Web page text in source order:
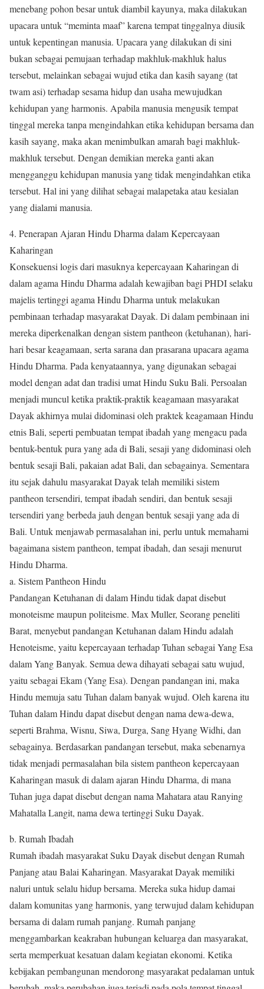
menebang pohon besar untuk diambil kayunya, maka dilakukan
upacara untuk “meminta maaf” karena tempat tinggalnya diusik
untuk kepentingan manusia. Upacara yang dilakukan di sini
bukan sebagai pemujaan terhadap makhluk-makhluk halus
tersebut, melainkan sebagai wujud etika dan kasih sayang (tat
twam asi) terhadap sesama hidup dan usaha mewujudkan
kehidupan yang harmonis. Apabila manusia mengusik tempat
tinggal mereka tanpa mengindahkan etika kehidupan bersama dan
kasih sayang, maka akan menimbulkan amarah bagi makhluk-
makhluk tersebut. Dengan demikian mereka ganti akan
mengganggu kehidupan manusia yang tidak mengindahkan etika
tersebut. Hal ini yang dilihat sebagai malapetaka atau kesialan
yang dialami manusia.
4. Penerapan Ajaran Hindu Dharma dalam Kepercayaan
Kaharingan
Konsekuensi logis dari masuknya kepercayaan Kaharingan di
dalam agama Hindu Dharma adalah kewajiban bagi PHDI selaku
majelis tertinggi agama Hindu Dharma untuk melakukan
pembinaan terhadap masyarakat Dayak. Di dalam pembinaan ini
mereka diperkenalkan dengan sistem pantheon (ketuhanan), hari-
hari besar keagamaan, serta sarana dan prasarana upacara agama
Hindu Dharma. Pada kenyataannya, yang digunakan sebagai
model dengan adat dan tradisi umat Hindu Suku Bali. Persoalan
menjadi muncul ketika praktik-praktik keagamaan masyarakat
Dayak akhirnya mulai didominasi oleh praktek keagamaan Hindu
etnis Bali, seperti pembuatan tempat ibadah yang mengacu pada
bentuk-bentuk pura yang ada di Bali, sesaji yang didominasi oleh
bentuk sesaji Bali, pakaian adat Bali, dan sebagainya. Sementara
itu sejak dahulu masyarakat Dayak telah memiliki sistem
pantheon tersendiri, tempat ibadah sendiri, dan bentuk sesaji
tersendiri yang berbeda jauh dengan bentuk sesaji yang ada di
Bali. Untuk menjawab permasalahan ini, perlu untuk memahami
bagaimana sistem pantheon, tempat ibadah, dan sesaji menurut
Hindu Dharma.
a. Sistem Pantheon Hindu
Pandangan Ketuhanan di dalam Hindu tidak dapat disebut
monoteisme maupun politeisme. Max Muller, Seorang peneliti
Barat, menyebut pandangan Ketuhanan dalam Hindu adalah
Henoteisme, yaitu kepercayaan terhadap Tuhan sebagai Yang Esa
dalam Yang Banyak. Semua dewa dihayati sebagai satu wujud,
yaitu sebagai Ekam (Yang Esa). Dengan pandangan ini, maka
Hindu memuja satu Tuhan dalam banyak wujud. Oleh karena itu
Tuhan dalam Hindu dapat disebut dengan nama dewa-dewa,
seperti Brahma, Wisnu, Siwa, Durga, Sang Hyang Widhi, dan
sebagainya. Berdasarkan pandangan tersebut, maka sebenarnya
tidak menjadi permasalahan bila sistem pantheon kepercayaan
Kaharingan masuk di dalam ajaran Hindu Dharma, di mana
Tuhan juga dapat disebut dengan nama Mahatara atau Ranying
Mahatalla Langit, nama dewa tertinggi Suku Dayak.
b. Rumah Ibadah
Rumah ibadah masyarakat Suku Dayak disebut dengan Rumah
Panjang atau Balai Kaharingan. Masyarakat Dayak memiliki
naluri untuk selalu hidup bersama. Mereka suka hidup damai
dalam komunitas yang harmonis, yang terwujud dalam kehidupan
bersama di dalam rumah panjang. Rumah panjang
menggambarkan keakraban hubungan keluarga dan masyarakat,
serta memperkuat kesatuan dalam kegiatan ekonomi. Ketika
kebijakan pembangunan mendorong masyarakat pedalaman untuk